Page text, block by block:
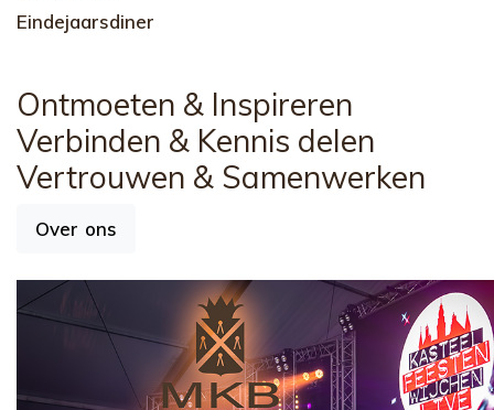
Eindejaarsdiner
Ontmoeten & Inspireren
Verbinden & Kennis delen
Vertrouwen & Samenwerken
Over ons